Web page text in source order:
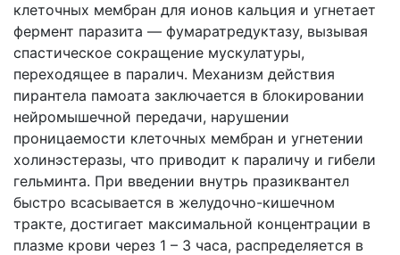
клеточных мембран для ионов кальция и угнетает
фермент паразита — фумаратредуктазу, вызывая
спастическое сокращение мускулатуры,
переходящее в паралич. Механизм действия
пирантела памоата заключается в блокировании
нейромышечной передачи, нарушении
проницаемости клеточных мембран и угнетении
холинэстеразы, что приводит к параличу и гибели
гельминта. При введении внутрь празиквантел
быстро всасывается в желудочно-кишечном
тракте, достигает максимальной концентрации в
плазме крови через 1 – 3 часа, распределяется в